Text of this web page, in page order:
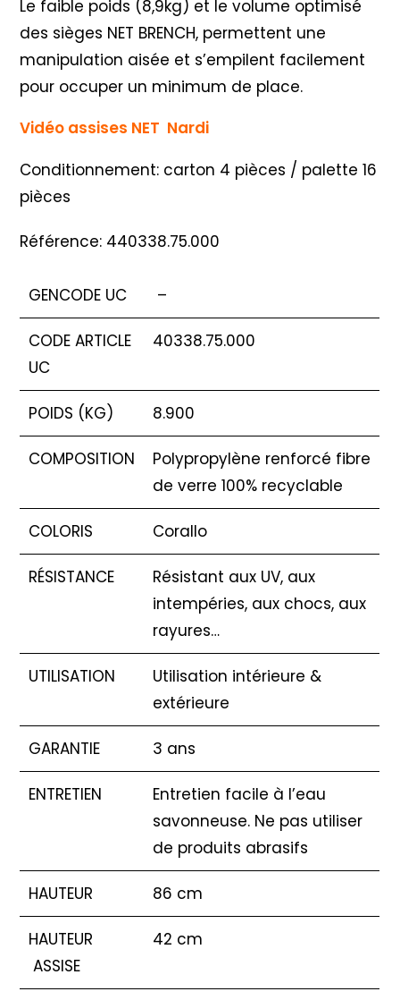
Le faible poids (8,9kg) et le volume optimisé
des sièges NET BRENCH, permettent une
manipulation aisée et s’empilent facilement
pour occuper un minimum de place.
Vidéo assises NET Nardi
Conditionnement: carton 4 pièces / palette 16
pièces
Référence: 440338.75.000
GENCODE UC –
CODE ARTICLE
UC
40338.75.000
POIDS (KG) 8.900
COMPOSITION
Polypropylène renforcé fibre
de verre 100% recyclable
COLORIS Corallo
RÉSISTANCE
Résistant aux UV, aux
intempéries, aux chocs, aux
rayures…
UTILISATION
Utilisation intérieure &
extérieure
GARANTIE 3 ans
ENTRETIEN
Entretien facile à l’eau
savonneuse. Ne pas utiliser
de produits abrasifs
HAUTEUR 86 cm
HAUTEUR
ASSISE
42 cm